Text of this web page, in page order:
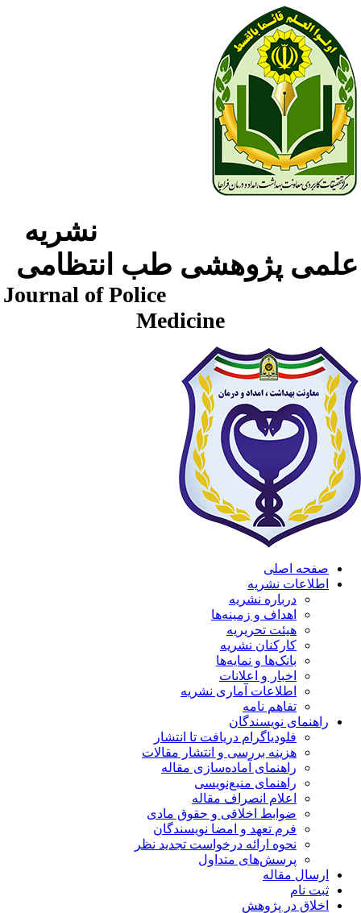
نشریه
پژوهشی طب انتظامی
Journal of Police
Medicine
صفحه اصلی
اطلاعات نشریه
درباره نشریه
اهداف و زمینه‌ها
هیئت تحریریه
کارکنان نشریه
بانک‌ها و نمایه‌ها
اخبار و اعلانات
اطلاعات آماری نشریه
تفاهم نامه
راهنمای نویسندگان
فلودیاگرام دریافت تا انتشار
هزینه بررسی و انتشار مقالات
راهنمای آماده‌سازی مقاله
راهنمای منبع‌نویسی
اعلام انصراف مقاله
ضوابط اخلاقی و حقوق مادی
فرم تعهد و امضا نویسندگان
نحوه ارائه درخواست تجدید نظر
پرسش‌های متداول
ارسال مقاله
ثبت نام
اخلاق در پژوهش